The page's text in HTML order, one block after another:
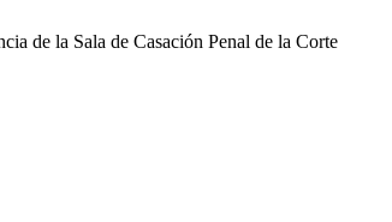
de la Sala de Casación Penal de la Corte